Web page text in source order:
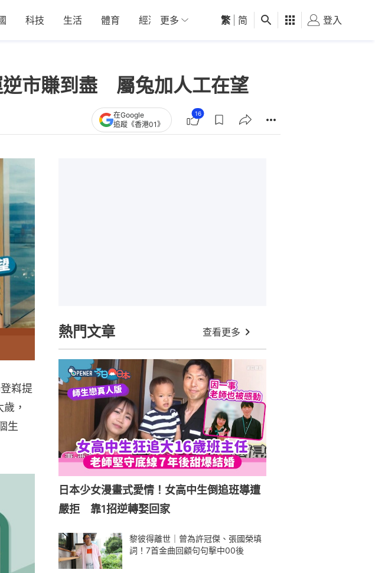
科技 生活 體育 經濟 01深圳 觀點 健康 好食玩飛
更多 繁 简 登入
市賺到盡 屬兔加人工在望
在Google
追蹤《香港01》
16
嵙提
，
生
熱門文章 查看更多
日本少女漫畫式愛情！女高中生倒追班導遭
嚴拒 靠1招逆轉娶回家
黎彼得離世｜曾為許冠傑、張國榮填
詞！7首金曲回顧句句擊中00後